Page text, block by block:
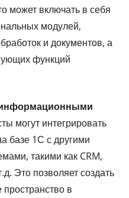
может включать в себя
модулей,
и документов, а
функций
информационными
могут интегрировать
базе 1С с другими
такими как CRM,
Это позволяет создать
в